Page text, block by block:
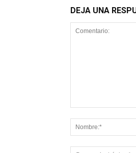
DEJA UNA